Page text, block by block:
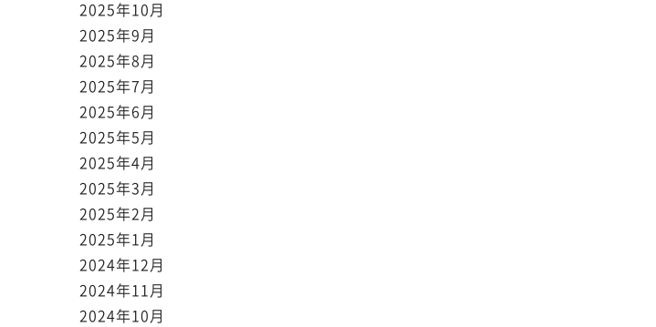
2025年10月
2025年9月
2025年8月
2025年7月
2025年6月
2025年5月
2025年4月
2025年3月
2025年2月
2025年1月
2024年12月
2024年11月
2024年10月